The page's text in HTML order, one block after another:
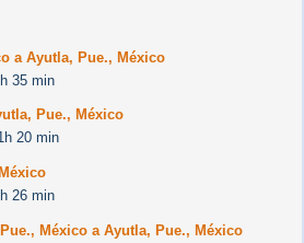
a Ayutla, Pue., México
35 min
Pue., México
20 min
26 min
México a Ayutla, Pue., México